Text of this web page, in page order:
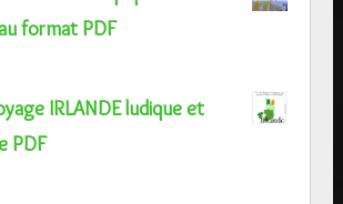
format PDF
IRLANDE ludique et
PDF